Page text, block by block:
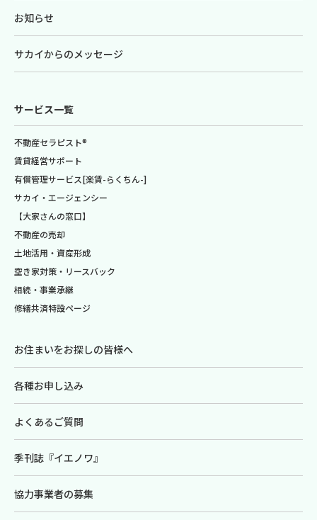
お知らせ
サカイからのメッセージ
サービス一覧
不動産セラピスト®
賃貸経営サポート
有償管理サービス[楽賃-らくちん-]
サカイ・エージェンシー
【大家さんの窓口】
不動産の売却
土地活用・資産形成
空き家対策・リースバック
相続・事業承継
修繕共済特設ページ
お住まいをお探しの皆様へ
各種お申し込み
よくあるご質問
季刊誌『イエノワ』
協力事業者の募集